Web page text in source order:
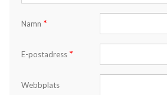
Namn *
E-postadress *
Webbplats